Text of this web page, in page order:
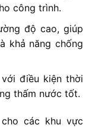
công trình.
độ cao, giúp
khả năng chống
điều kiện thời
thấm nước tốt.
các khu vực